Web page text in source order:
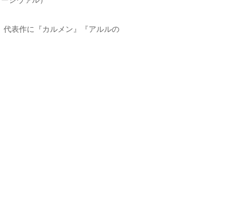
代表作に『カルメン』『アルルの